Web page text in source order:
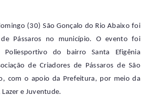
(30) São Gonçalo do Rio Abaixo foi
Pássaros no município. O evento foi
Poliesportivo do bairro Santa Efigênia
de Criadores de Pássaros de São
com o apoio da Prefeitura, por meio da
e Juventude.